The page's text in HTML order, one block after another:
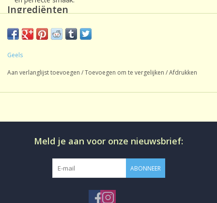
Ingrediënten
(van biologische afkomst).
vetzuren [g]: <0,1 ; Koolhydraten [g]: <0,1 ; waarvan suikers
Geels
Aan verlanglijst toevoegen /Toevoegen om te vergelijken /Afdrukken
Meld je aan voor onze nieuwsbrief:
ABONNEER